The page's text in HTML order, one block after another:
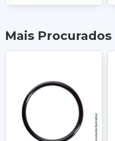
Mais Procurados